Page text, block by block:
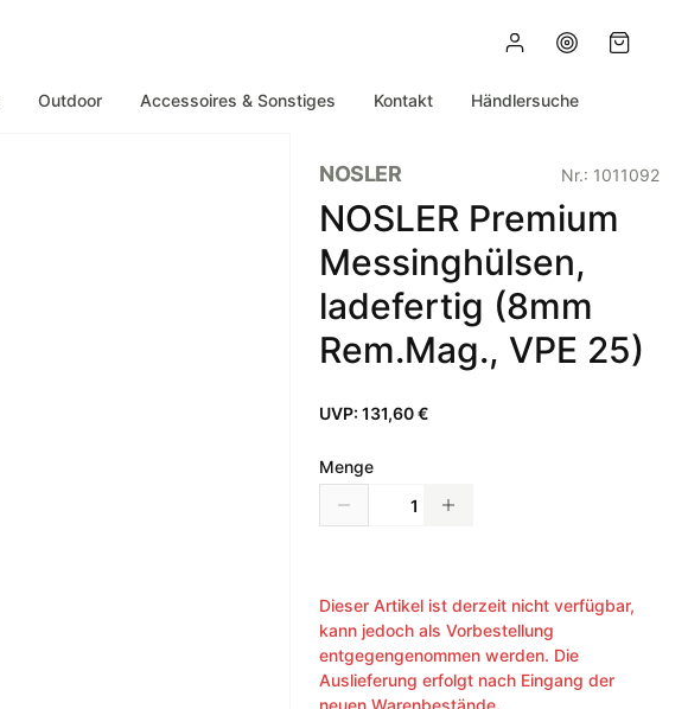
Outdoor Accessoires & Sonstiges Kontakt Händlersuche
NOSLER Nr.: 1011092
NOSLER Premium
Messinghülsen,
ladefertig (8mm
Rem.Mag., VPE 25)
UVP: 131,60 €
Menge
Dieser Artikel ist derzeit nicht verfügbar,
kann jedoch als Vorbestellung
entgegengenommen werden. Die
Auslieferung erfolgt nach Eingang der
neuen Warenbestände.